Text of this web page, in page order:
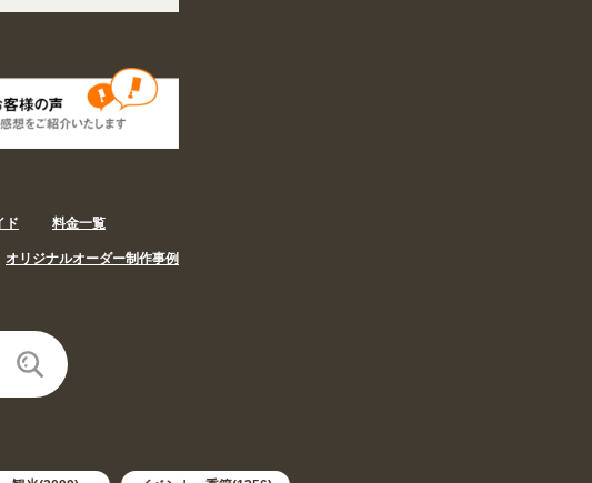
ド 料金一覧
オリジナルオーダー制作事例